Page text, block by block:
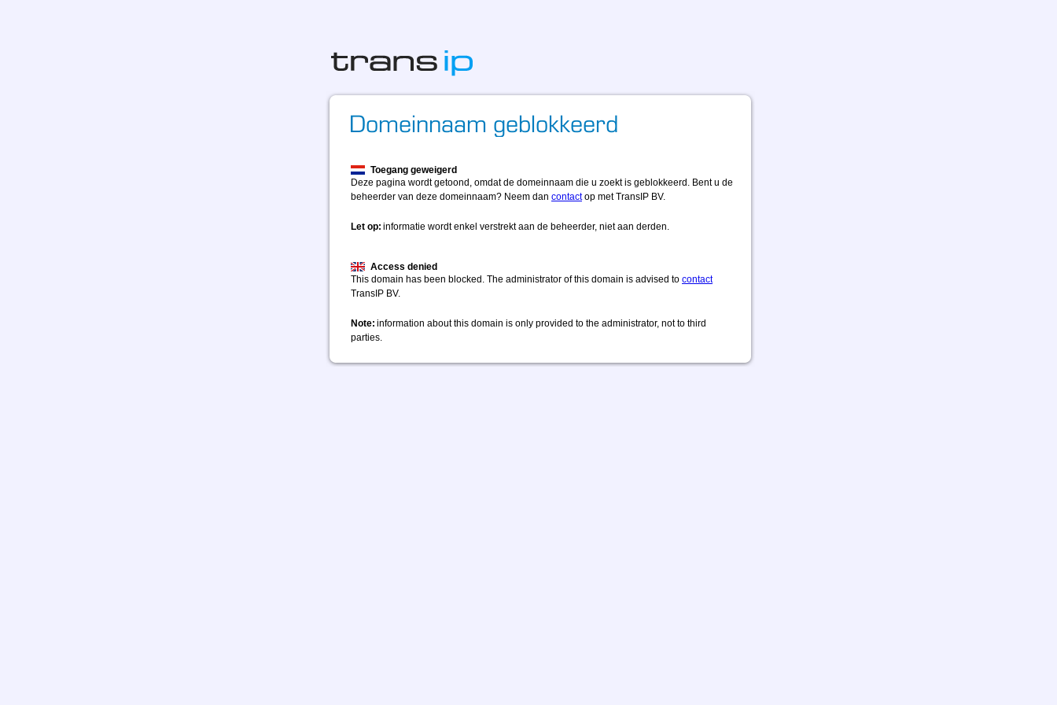
Toegang geweigerd
Deze pagina wordt getoond, omdat de domeinnaam die u zoekt is geblokkeerd. Bent u de
beheerder van deze domeinnaam? Neem dan contactop met TransIP BV.
Let op: informatie wordt enkel verstrekt aan de beheerder, niet aan derden.
Access denied
This domain has been blocked. The administrator of this domain is advised to contact
TransIP BV.
Note: information about this domain is only provided to the administrator, not to third
parties.